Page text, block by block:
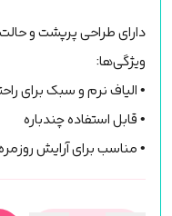
دارای طراحی پرپشت و
ویژگی‌ها:
• الیاف نرم و سبک برای
• قابل استفاده چندباره
• مناسب برای آرایش